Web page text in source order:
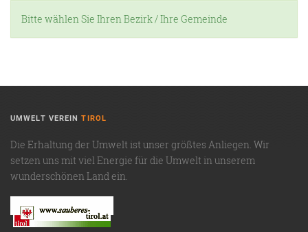
Bitte wählen Sie Ihren Bezirk / Ihre Gemeinde
UMWELT VEREINTIROL
Die Erhaltung der Umwelt ist unser größtes Anliegen. Wir
setzen uns mit viel Energie für die Umwelt in unserem
wunderschönen Land ein.